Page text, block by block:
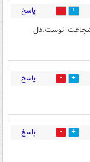
4 پاسخ
شجاعت توست.دل
3 پاسخ
4 پاسخ